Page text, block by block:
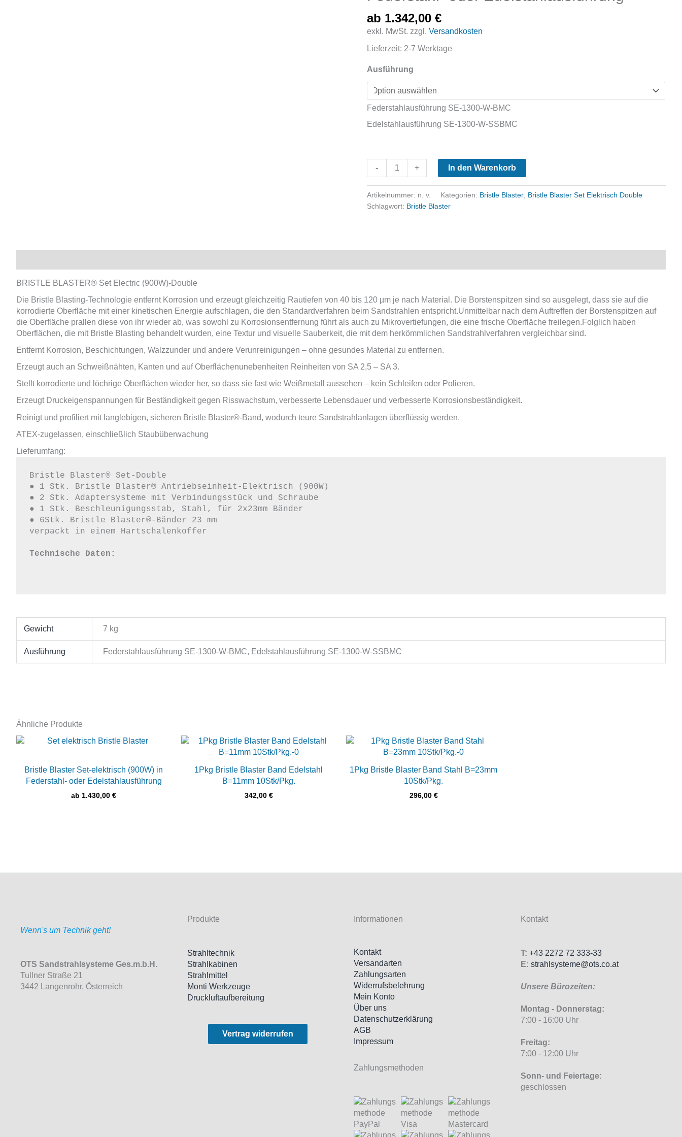
ab 1.342,00€
exkl. MwSt. zzgl.Versandkosten
Lieferzeit: 2-7 Werktage
Ausführung
Federstahlausführung SE-1300-W-BMC
Edelstahlausführung SE-1300-W-SSBMC
-
Blaster
Set
Elektrisch
Double(900W)
Menge
+ In den Warenkorb
Artikelnummer: n. v. Kategorien: Bristle Blaster Bristle Blaster Set Elektrisch Double
Schlagwort: Bristle Blaster
BRISTLE BLASTER® Set Electric (900W)-Double
Die Bristle Blasting-Technologie entfernt Korrosion und erzeugt gleichzeitig Rautiefen von 40 bis 120 µm je nach Material. Die Borstenspitzen sind so ausgelegt, dass sie auf die
korrodierte Oberfläche mit einer kinetischen Energie aufschlagen, die den Standardverfahren beim Sandstrahlen entspricht.Unmittelbar nach dem Auftreffen der Borstenspitzen auf
die Oberfläche prallen diese von ihr wieder ab, was sowohl zu Korrosionsentfernung führt als auch zu Mikrovertiefungen, die eine frische Oberfläche freilegen.Folglich haben
Oberflächen, die mit Bristle Blasting behandelt wurden, eine Textur und visuelle Sauberkeit, die mit dem herkömmlichen Sandstrahlverfahren vergleichbar sind.
Entfernt Korrosion, Beschichtungen, Walzzunder und andere Verunreinigungen – ohne gesundes Material zu entfernen.
Erzeugt auch an Schweißnähten, Kanten und auf Oberflächenunebenheiten Reinheiten von SA 2,5 – SA 3.
Stellt korrodierte und löchrige Oberflächen wieder her, so dass sie fast wie Weißmetall aussehen – kein Schleifen oder Polieren.
Erzeugt Druckeigenspannungen für Beständigkeit gegen Risswachstum, verbesserte Lebensdauer und verbesserte Korrosionsbeständigkeit.
Reinigt und profiliert mit langlebigen, sicheren Bristle Blaster®-Band, wodurch teure Sandstrahlanlagen überflüssig werden.
ATEX-zugelassen, einschließlich Staubüberwachung
Lieferumfang:
Bristle Blaster® Set-Double
● 1 Stk. Bristle Blaster® Antriebseinheit-Elektrisch (900W)
● 2 Stk. Adaptersysteme mit Verbindungsstück und Schraube
● 1 Stk. Beschleunigungsstab, Stahl, für 2x23mm Bänder
● 6Stk. Bristle Blaster®-Bänder 23 mm
verpackt in einem Hartschalenkoffer
Technische Daten:
Gewicht 7 kg
Ausführung Federstahlausführung SE-1300-W-BMC, Edelstahlausführung SE-1300-W-SSBMC
Ähnliche Produkte
Bristle Blaster Set-elektrisch (900W) in
Federstahl- oder Edelstahlausführung
ab 1.430,00 €
1Pkg Bristle Blaster Band Edelstahl
B=11mm 10Stk/Pkg.
342,00 €
1Pkg Bristle Blaster Band Stahl B=23mm
10Stk/Pkg.
296,00 €
Wenn's um Technik geht!
OTS Sandstrahlsysteme Ges.m.b.H.
Tullner Straße 21
3442 Langenrohr, Österreich
Produkte
Strahltechnik
Strahlkabinen
Strahlmittel
Monti Werkzeuge
Druckluftaufbereitung
Vertrag widerrufen
Informationen
Kontakt
Versandarten
Zahlungsarten
Widerrufsbelehrung
Mein Konto
Über uns
Datenschutzerklärung
AGB
Impressum
Zahlungsmethoden
Kontakt
T: +43 2272 72 333-33
E: strahlsysteme@ots.co.at
Unsere Bürozeiten:
Montag - Donnerstag:
7:00 - 16:00 Uhr
Freitag:
7:00 - 12:00 Uhr
Sonn- und Feiertage:
geschlossen